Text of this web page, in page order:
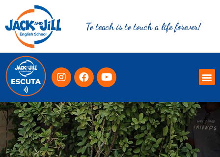
To teach is to touch a life forever!